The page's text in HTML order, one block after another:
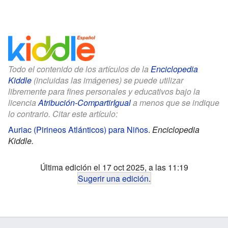
Todo el contenido de los artículos de la Enciclopedia
Kiddle (incluidas las imágenes) se puede utilizar
libremente para fines personales y educativos bajo la
licenciaAtribución-CompartirIguala menos que se indique
lo contrario. Citar este artículo:
Auriac (Pirineos Atlánticos) para Niños. Enciclopedia
Kiddle.
Última edición el 17 oct 2025, a las 11:19
Sugerir una edición.